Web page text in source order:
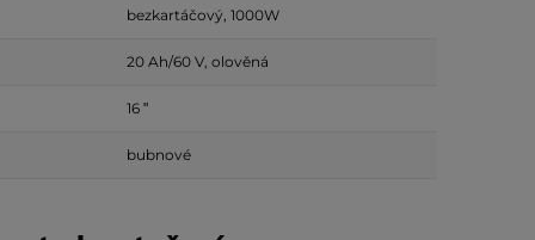
bezkartáčový, 1000W
20 Ah/60 V, olověná
16 ʺ
bubnové